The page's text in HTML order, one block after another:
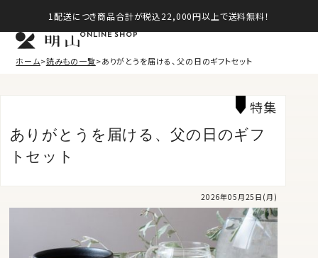
1配送につき商品合計が税込22,000円以上で送料無料！
ONLINE SHOP
ホーム 読みもの一覧 ありがとうを届ける、父の日のギフトセット
ありがとうを届ける、父の日のギフ
トセット
特集
2026年05月25日(月)